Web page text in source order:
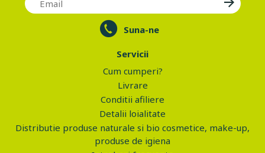
Suna-ne
Servicii
Cum cumperi?
Livrare
Conditii afiliere
Detalii loialitate
Distributie produse naturale si bio cosmetice, make-up,
produse de igiena